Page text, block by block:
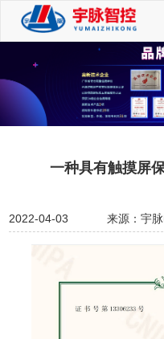
一种具有触摸屏
2022-04-03 来源：宇